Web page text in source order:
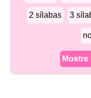
2 sílabas 3